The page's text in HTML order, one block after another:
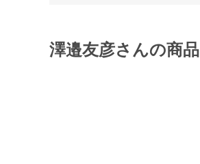
澤邉友彦さんの商品